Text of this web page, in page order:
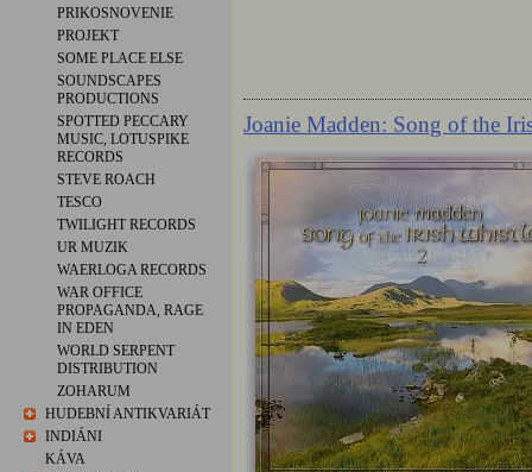
PRIKOSNOVENIE
PROJEKT
SOME PLACE ELSE
SOUNDSCAPES
PRODUCTIONS
SPOTTED PECCARY
MUSIC, LOTUSPIKE
RECORDS
STEVE ROACH
TESCO
TWILIGHT RECORDS
UR MUZIK
WAERLOGA RECORDS
WAR OFFICE
PROPAGANDA, RAGE
IN EDEN
WORLD SERPENT
DISTRIBUTION
ZOHARUM
HUDEBNÍ ANTIKVARIÁT
INDIÁNI
KÁVA
Joanie Madden: Song of the